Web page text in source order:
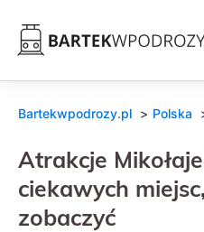
Bartekwpodrozy.pl Polska
Atrakcje
ciekawych
zobaczyć